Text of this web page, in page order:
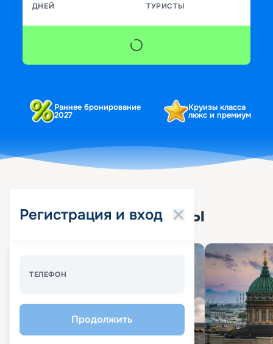
ДНЕЙ ТУРИСТЫ
Раннее бронирование
2027
Круизы класса
люкс и премиум
Регистрация и вход
ТЕЛЕФОН
Продолжить
Популярные круизы